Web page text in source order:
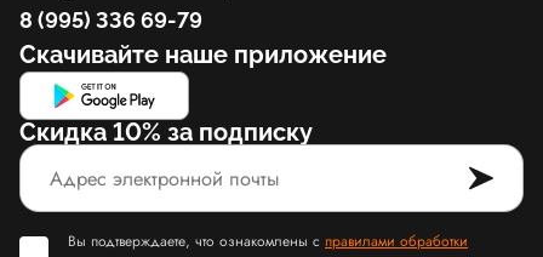
8 (995) 336 69-79
Скачивайте наше приложение
Скидка 10% за подписку
Вы подтверждаете, что ознакомлены с правилами обработки